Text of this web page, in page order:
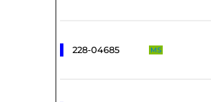
228-04685 MS